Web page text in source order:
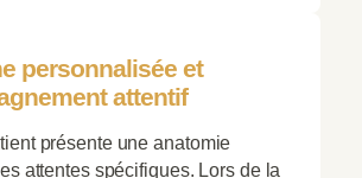
personnalisée et
attentif
présente une anatomie
attentes spécifiques. Lors de la